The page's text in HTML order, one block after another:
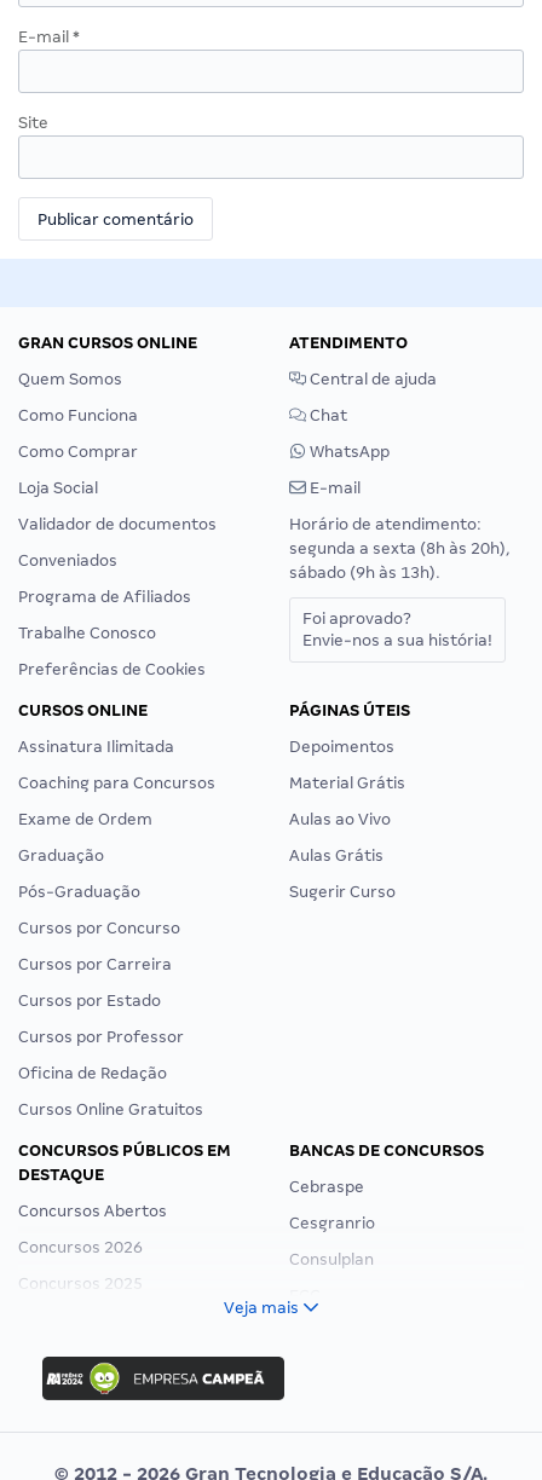
E-mail *
Site
GRAN CURSOS ONLINE
Quem Somos
Como Funciona
Como Comprar
Loja Social
Validador de documentos
Conveniados
Programa de Afiliados
Trabalhe Conosco
Preferências de Cookies
ATENDIMENTO
Central de ajuda
Chat
WhatsApp
E-mail
Horário de atendimento:
segunda a sexta (8h às 20h),
sábado (9h às 13h).
Foi aprovado?
Envie-nos a sua história!
CURSOS ONLINE
Assinatura Ilimitada
Coaching para Concursos
Exame de Ordem
Graduação
Pós-Graduação
Cursos por Concurso
Cursos por Carreira
Cursos por Estado
Cursos por Professor
Oficina de Redação
Cursos Online Gratuitos
PÁGINAS ÚTEIS
Depoimentos
Material Grátis
Aulas ao Vivo
Aulas Grátis
Sugerir Curso
CONCURSOS PÚBLICOS EM
DESTAQUE
Concursos Abertos
Concursos 2026
Concursos 2025
Concurso Ibama
Concurso MPU
Editais publicados
BANCAS DE CONCURSOS
Cebraspe
Cesgranrio
Consulplan
Veja mais
© 2012 - 2026 Gran Tecnologia e Educação S/A.